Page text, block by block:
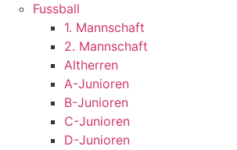
Fussball
1. Mannschaft
2. Mannschaft
Altherren
A-Junioren
B-Junioren
C-Junioren
D-Junioren